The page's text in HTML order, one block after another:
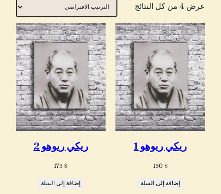
عرض ⁦4⁩ من كل النتائج
ريكي ريوهو 1
150 $
إضافة إلى السلة
ريكي ريوهو 2
175 $
إضافة إلى السلة